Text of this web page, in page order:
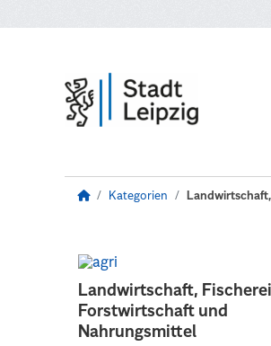
Kategorien
Landwirtschaft,
Forstwirtschaft und
Nahrungsmittel